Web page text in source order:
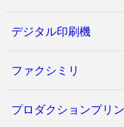
デジタル印刷機
ファクシミリ
プロダクションプリ